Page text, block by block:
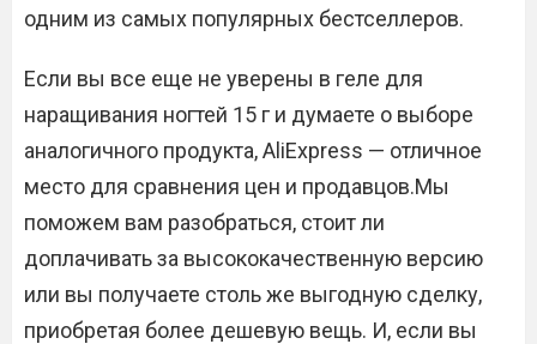
одним из самых популярных бестселлеров.
Если вы все еще не уверены в геле для
наращивания ногтей 15 г и думаете о выборе
аналогичного продукта, AliExpress — отличное
место для сравнения цен и продавцов.Мы
поможем вам разобраться, стоит ли
доплачивать за высококачественную версию
или вы получаете столь же выгодную сделку,
приобретая более дешевую вещь. И, если вы